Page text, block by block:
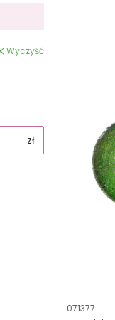
Wyczyść
zł
Kod
071377